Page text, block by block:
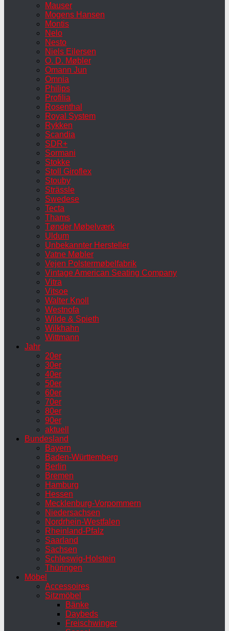
Mauser
Mogens Hansen
Montis
Nelo
Nesto
Niels Eilersen
O. D. Møbler
Omann Jun
Omnia
Philips
Profilia
Rosenthal
Royal System
Rykken
Scandia
SDR+
Sormani
Stokke
Stoll Giroflex
Stouby
Strässle
Swedese
Tecta
Thams
Tønder Møbelværk
Uldum
Unbekannter Hersteller
Vatne Møbler
Vejen Polstermøbelfabrik
Vintage American Seating Company
Vitra
Vitsoe
Walter Knoll
Westnofa
Wilde & Spieth
Wilkhahn
Wittmann
Jahr
20er
30er
40er
50er
60er
70er
80er
90er
aktuell
Bundesland
Bayern
Baden-Württemberg
Berlin
Bremen
Hamburg
Hessen
Mecklenburg-Vorpommern
Niedersachsen
Nordrhein-Westfalen
Rheinland-Pfalz
Saarland
Sachsen
Schleswig-Holstein
Thüringen
Möbel
Accessoires
Sitzmöbel
Bänke
Daybeds
Freischwinger